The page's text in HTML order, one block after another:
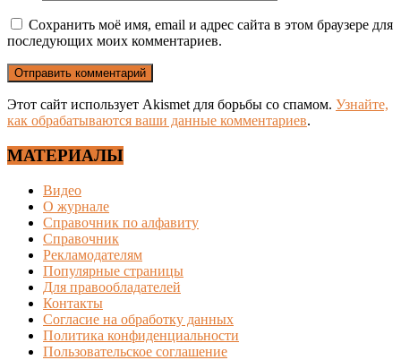
Сохранить моё имя, email и адрес сайта в этом браузере для
последующих моих комментариев.
Этот сайт использует Akismet для борьбы со спамом. Узнайте,
как обрабатываются ваши данные комментариев.
МАТЕРИАЛЫ
Видео
О журнале
Справочник по алфавиту
Справочник
Рекламодателям
Популярные страницы
Для правообладателей
Контакты
Согласие на обработку данных
Политика конфиденциальности
Пользовательское соглашение